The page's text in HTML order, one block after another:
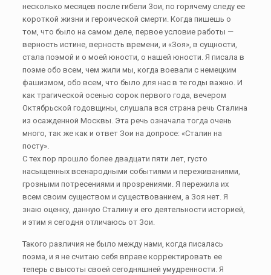
несколько месяцев после гибели Зои, по горячему следу ее
короткой жизни и героической смерти. Когда пишешь о
том, что было на самом деле, первое условие работы —
верность истине, верность времени, и «Зоя», в сущности,
стала поэмой и о моей юности, о нашей юности. Я писала в
поэме обо всем, чем жили мы, когда воевали с немецким
фашизмом, обо всем, что было для нас в те годы важно. И
как трагической осенью сорок первого года, вечером
Октябрьской годовщины, слушала вся страна речь Сталина
из осажденной Москвы. Эта речь означала тогда очень
много, так же как и ответ Зои на допросе: «Сталин на
посту».
С тех пор прошло более двадцати пяти лет, густо
насыщенных всенародными событиями и переживаниями,
грозными потресениями и прозрениями. Я пережила их
всем своим существом и существованием, а Зоя нет. Я
знаю оценку, данную Сталину и его деятельности историей,
и этим я сегодня отличаюсь от Зои.
Такого различия не было между нами, когда писалась
поэма, и я не считаю себя вправе корректировать ее
теперь с высоты своей сегодняшней умудренности. Я